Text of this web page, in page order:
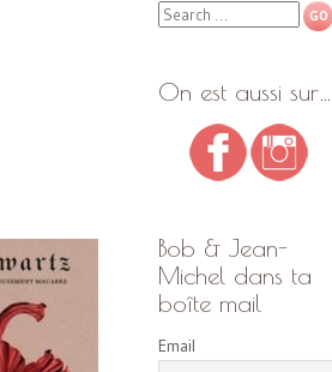
Search
On est aussi sur…
Bob & Jean-
Michel dans ta
boîte mail
Email